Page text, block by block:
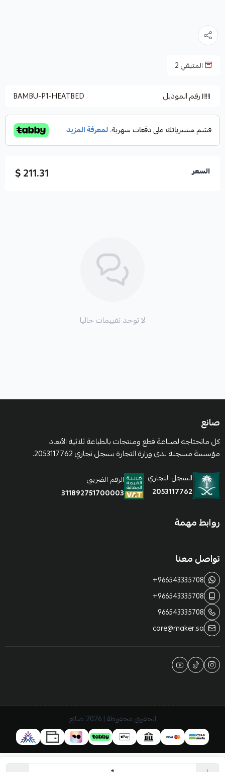
المتبقي2
رقم الموديل BAMBU-P1-HEATBED
السعر 211.31 $
لا توجد تقييمات حاليا
صانع
كل ماتحتاجه لصناعة قطع ومنتجات بالطباعة ثلاثية الأبعاد
مؤسسة مسجلة لدى وزارة التجارة بسجل تجاري 2053117762.
السجل التجاري
2053117762
الرقم الضريبي
311892751700003
روابط مهمة
تواصل معنا
+966543335708
+966543335708
966543335708
care@maker.sa
الحقوق محفوظة | 2026 صانع